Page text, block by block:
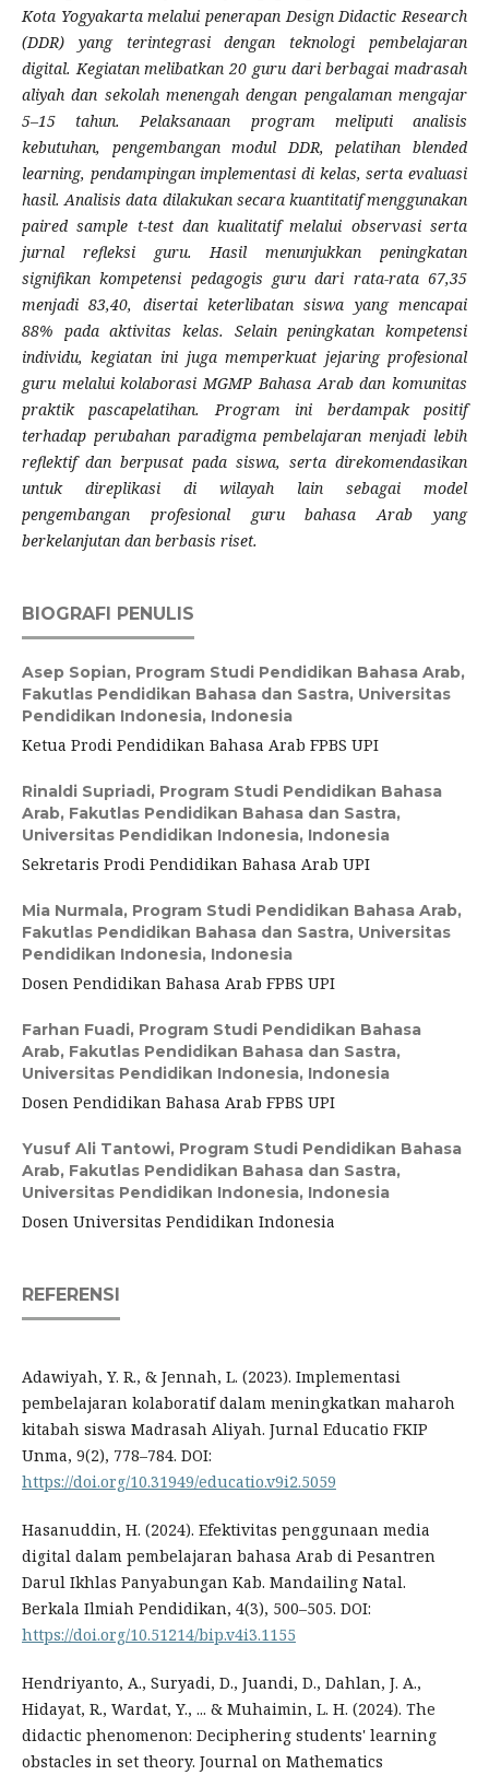
Kota Yogyakarta melalui penerapan Design Didactic Research
(DDR) yang terintegrasi dengan teknologi pembelajaran
digital. Kegiatan melibatkan 20 guru dari berbagai madrasah
aliyah dan sekolah menengah dengan pengalaman mengajar
5–15 tahun. Pelaksanaan program meliputi analisis
kebutuhan, pengembangan modul DDR, pelatihan blended
learning, pendampingan implementasi di kelas, serta evaluasi
hasil. Analisis data dilakukan secara kuantitatif menggunakan
paired sample t-test dan kualitatif melalui observasi serta
jurnal refleksi guru. Hasil menunjukkan peningkatan
signifikan kompetensi pedagogis guru dari rata-rata 67,35
menjadi 83,40, disertai keterlibatan siswa yang mencapai
88% pada aktivitas kelas. Selain peningkatan kompetensi
individu, kegiatan ini juga memperkuat jejaring profesional
guru melalui kolaborasi MGMP Bahasa Arab dan komunitas
praktik pascapelatihan. Program ini berdampak positif
terhadap perubahan paradigma pembelajaran menjadi lebih
reflektif dan berpusat pada siswa, serta direkomendasikan
untuk direplikasi di wilayah lain sebagai model
pengembangan profesional guru bahasa Arab yang
berkelanjutan dan berbasis riset.
BIOGRAFI PENULIS
Asep Sopian, Program Studi Pendidikan Bahasa Arab,
Fakutlas Pendidikan Bahasa dan Sastra, Universitas
Pendidikan Indonesia, Indonesia
Ketua Prodi Pendidikan Bahasa Arab FPBS UPI
Rinaldi Supriadi, Program Studi Pendidikan Bahasa
Arab, Fakutlas Pendidikan Bahasa dan Sastra,
Universitas Pendidikan Indonesia, Indonesia
Sekretaris Prodi Pendidikan Bahasa Arab UPI
Mia Nurmala, Program Studi Pendidikan Bahasa Arab,
Fakutlas Pendidikan Bahasa dan Sastra, Universitas
Pendidikan Indonesia, Indonesia
Dosen Pendidikan Bahasa Arab FPBS UPI
Farhan Fuadi, Program Studi Pendidikan Bahasa
Arab, Fakutlas Pendidikan Bahasa dan Sastra,
Universitas Pendidikan Indonesia, Indonesia
Dosen Pendidikan Bahasa Arab FPBS UPI
Yusuf Ali Tantowi, Program Studi Pendidikan Bahasa
Arab, Fakutlas Pendidikan Bahasa dan Sastra,
Universitas Pendidikan Indonesia, Indonesia
Dosen Universitas Pendidikan Indonesia
REFERENSI
Adawiyah, Y. R., & Jennah, L. (2023). Implementasi
pembelajaran kolaboratif dalam meningkatkan maharoh
kitabah siswa Madrasah Aliyah. Jurnal Educatio FKIP
Unma, 9(2), 778–784. DOI:
https://doi.org/10.31949/educatio.v9i2.5059
Hasanuddin, H. (2024). Efektivitas penggunaan media
digital dalam pembelajaran bahasa Arab di Pesantren
Darul Ikhlas Panyabungan Kab. Mandailing Natal.
Berkala Ilmiah Pendidikan, 4(3), 500–505. DOI:
https://doi.org/10.51214/bip.v4i3.1155
Hendriyanto, A., Suryadi, D., Juandi, D., Dahlan, J. A.,
Hidayat, R., Wardat, Y., ... & Muhaimin, L. H. (2024). The
didactic phenomenon: Deciphering students' learning
obstacles in set theory. Journal on Mathematics